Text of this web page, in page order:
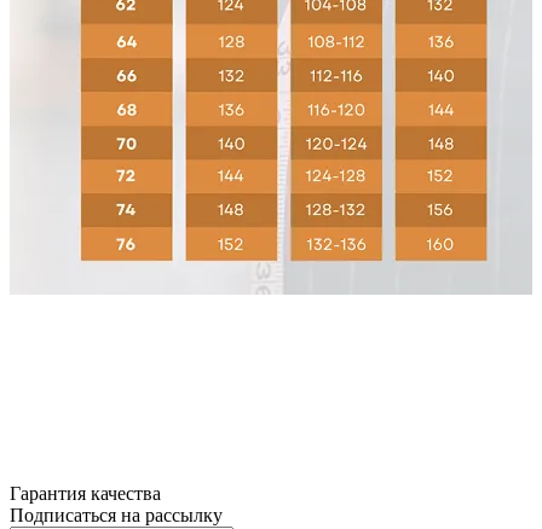
Гарантия качества
Подписаться на рассылку